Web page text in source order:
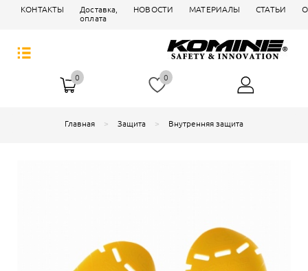
КОНТАКТЫ
Доставка,
оплата
НОВОСТИ МАТЕРИАЛЫ СТАТЬИ
0 0
Главная Защита Внутренняя защита